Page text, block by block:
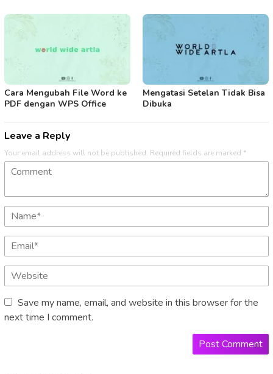
Cara Mengubah File Word ke
PDF dengan WPS Office
Mengatasi Setelan Tidak Bisa
Dibuka
Leave a Reply
Your email address will not be published. Required fields are marked *
Save my name, email, and website in this browser for the
next time I comment.